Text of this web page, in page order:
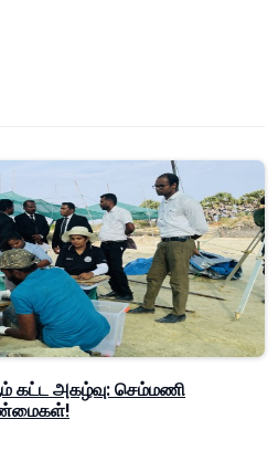
கட்ட அகழ்வு: செம்மணி